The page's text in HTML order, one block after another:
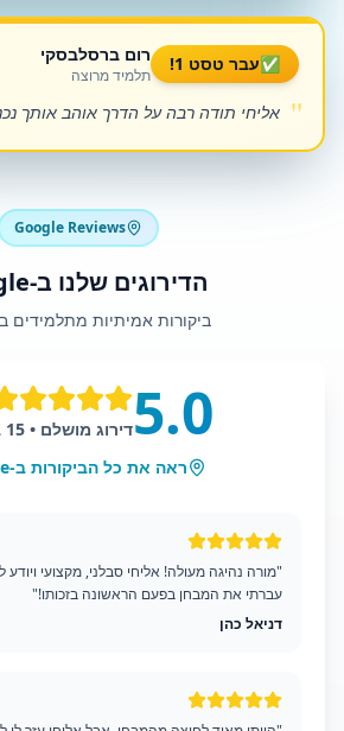
✅עבר טסט 1! רום ברסלבסקי
תלמיד מרוצה
" אליחי תודה רבה על הדרך אוהב אותך
Google Reviews
הדירוגים שלנו ב-Google
ביקורות אמיתיות מתלמידים
5.0דירוג מושלם • 15 ביקורות
ראה את כל הביקורות ב-Google
"מורה נהיגה מעולה! אליחי סבלני, מקצועי
עברתי את המבחן בפעם הראשונה בזכותו!"
דניאל כהן